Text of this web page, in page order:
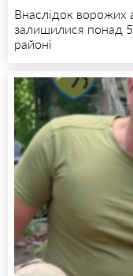
Внаслідок ворожих
залишилися понад 5
районі